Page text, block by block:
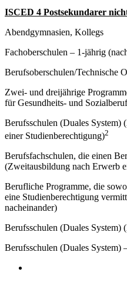
ISCED 4 Postsekundarer
Abendgymnasien, Kollegs
Fachoberschulen – 1-jährig
Berufsoberschulen/Technische
Zwei- und dreijährige
für Gesundheits- und
Berufsschulen (Duales
einer Studienberechtigung)2
Berufsfachschulen, die einen
(Zweitausbildung nach Erwerb
Berufliche Programme, die
eine Studienberechtigung
nacheinander)
Berufsschulen (Duales
Berufsschulen (Duales System)